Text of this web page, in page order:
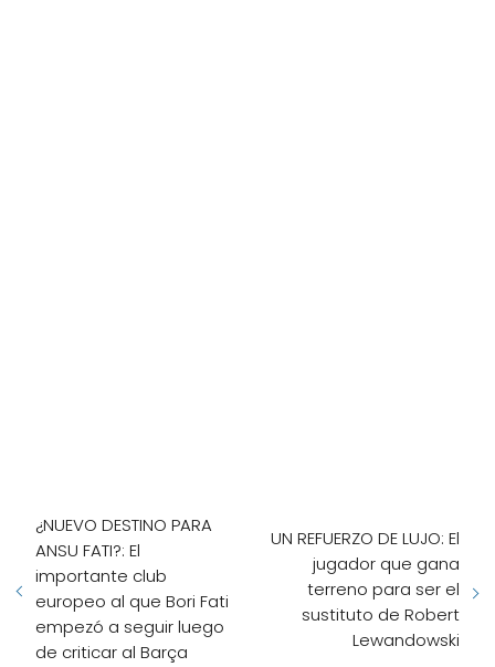
¿NUEVO DESTINO PARA
ANSU FATI?: El
importante club
europeo al que Bori Fati
empezó a seguir luego
de criticar al Barça
UN REFUERZO DE LUJO: El
jugador que gana
terreno para ser el
sustituto de Robert
Lewandowski